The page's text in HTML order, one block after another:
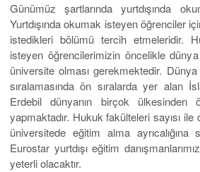
Günümüz şartlarında yurtdışında
Yurtdışında okumak isteyen öğrenciler
istedikleri bölümü tercih etmeleridir.
isteyen öğrencilerimizin öncelikle dünya
üniversite olması gerekmektedir. Dünya
sıralamasında ön sıralarda yer alan
Erdebil dünyanın birçok ülkesinden
yapmaktadır. Hukuk fakülteleri sayısı
üniversitede eğitim alma
Eurostar yurtdışı eğitim
yeterli olacaktır.